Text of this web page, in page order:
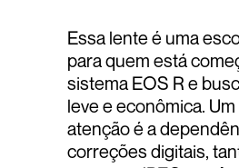
Essa lente é uma
para quem está
sistema EOS R e
leve e econômica.
atenção é a
correções digitais,